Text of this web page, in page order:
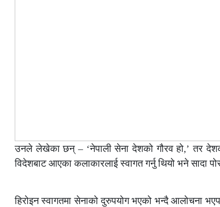
उनले लेखेका छन् – ‘नेपाली सेना देशको गौरव हो,’ तर
विदेशबाट आएका कलाकारलाई स्वागत गर्नु थियो भने सादा
हिरोइन स्वागतमा सेनाको दुरुपयोग भएको भन्दै आलोचना